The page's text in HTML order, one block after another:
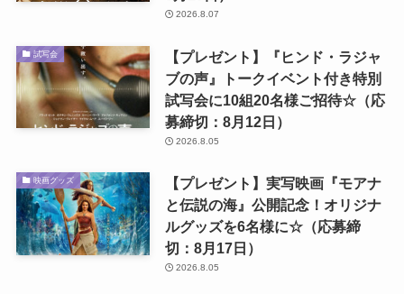
2026.8.07
試写会
【プレゼント】『ヒンド・ラジャ
ブの声』トークイベント付き特別
試写会に10組20名様ご招待☆（応
募締切：8月12日）
2026.8.05
映画グッズ
【プレゼント】実写映画『モアナ
と伝説の海』公開記念！オリジナ
ルグッズを6名様に☆（応募締
切：8月17日）
2026.8.05